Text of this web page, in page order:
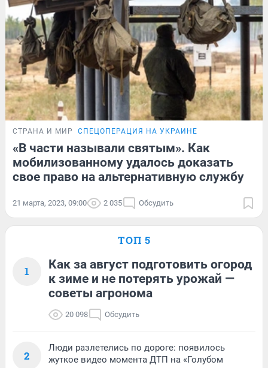
СТРАНА И МИР СПЕЦОПЕРАЦИЯ НА УКРАИНЕ
«В части называли святым». Как
мобилизованному удалось доказать
свое право на альтернативную службу
21 марта, 2023, 09:00 2 035 Обсудить
ТОП 5
1
Как за август подготовить огород
к зиме и не потерять урожай —
советы агронома
20 098 Обсудить
2
Люди разлетелись по дороге: появилось
жуткое видео момента ДТП на «Голубом